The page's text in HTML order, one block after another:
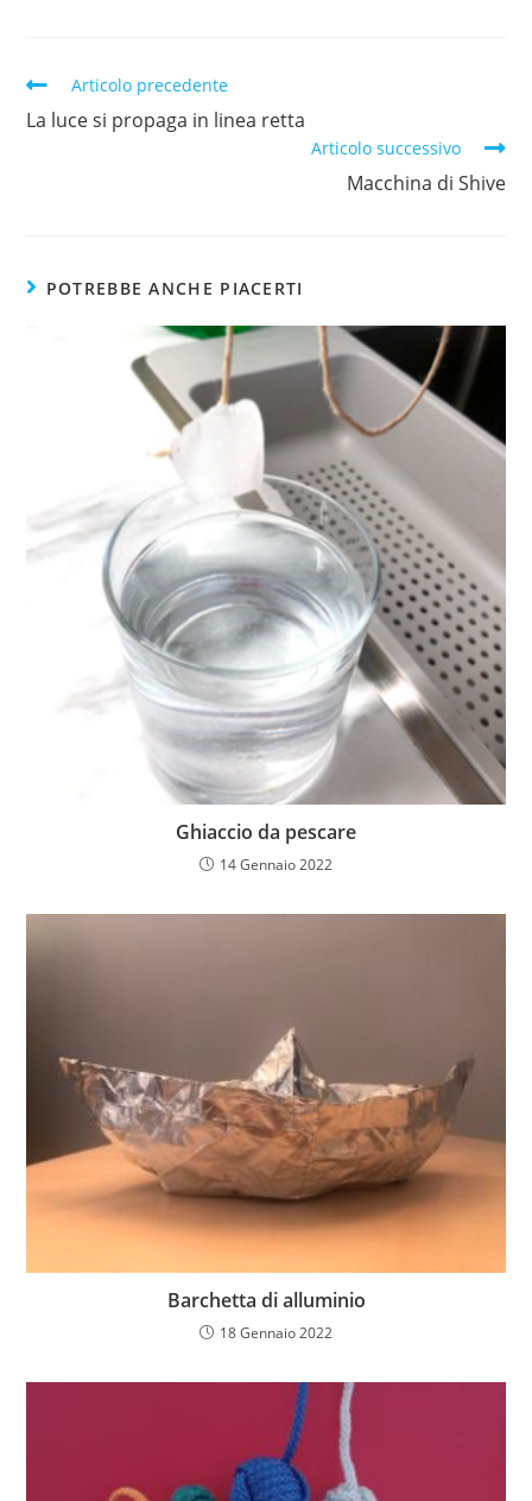
Articolo precedente
La luce si propaga in linea retta
Articolo successivo
Macchina di Shive
POTREBBE ANCHE PIACERTI
Ghiaccio da pescare
14 Gennaio 2022
Barchetta di alluminio
18 Gennaio 2022